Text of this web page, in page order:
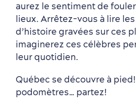
aurez le sentiment de
lieux. Arrêtez-vous à lire
d’histoire gravées sur ces
imaginerez ces célèbres
leur quotidien.
Québec se découvre à
podomètres… partez!